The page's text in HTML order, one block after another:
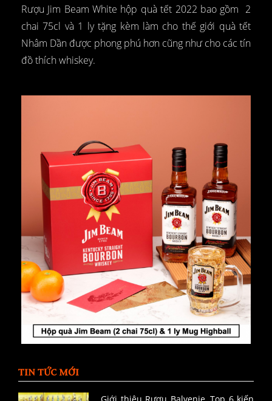
Rượu Jim Beam White hộp quà tết 2022 bao gồm 2
chai 75cl và 1 ly tặng kèm làm cho thế giới quà tết
Nhâm Dần được phong phú hơn cũng như cho các tín
đồ thích whiskey.
TIN TỨC MỚI